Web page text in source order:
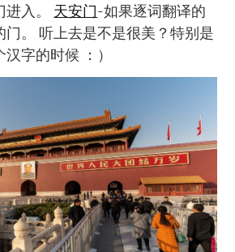
入。 天安门-如果逐词翻译的
门。 听上去是不是很美？特别是
字的时候 ：）